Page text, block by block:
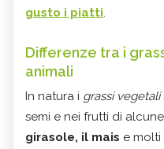
gusto i piatti.
Differenze tra i
animali
In natura i grassi vegetali
semi e nei frutti di
girasole, il mais e molti